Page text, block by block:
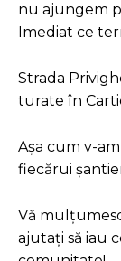
nu ajungem
Imediat ce
Strada
turate în
Așa cum v-
fiecărui
Vă
ajutați să iau